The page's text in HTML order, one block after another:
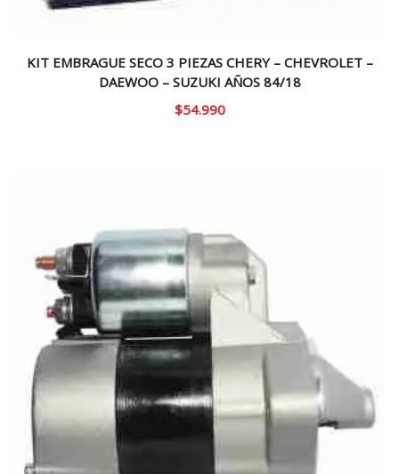
KIT EMBRAGUE SECO 3 PIEZAS CHERY – CHEVROLET –
DAEWOO – SUZUKI AÑOS 84/18
$54.990